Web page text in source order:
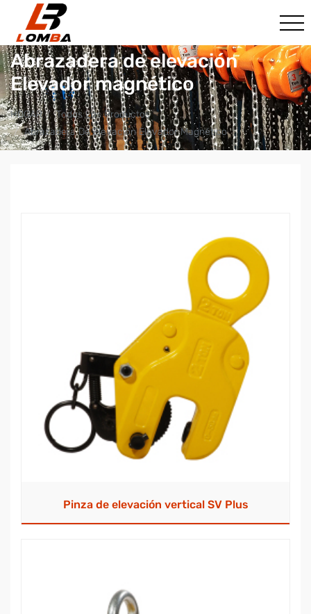
Abrazadera de elevación
Elevador magnético
HOGAR
Todos Los Productos
Abrazadera De Elevación Elevador Magnético
Pinza de elevación vertical SV Plus